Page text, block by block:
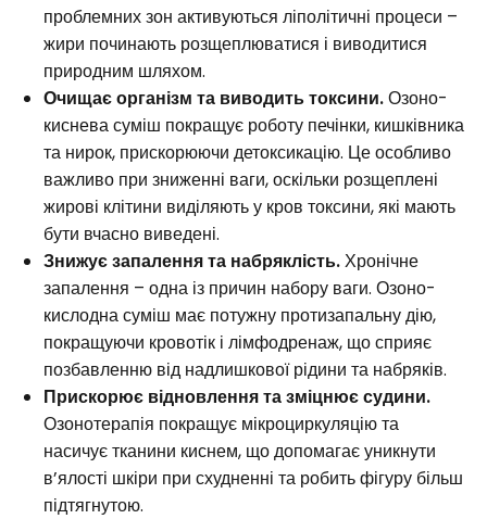
проблемних зон активуються ліполітичні процеси –
жири починають розщеплюватися і виводитися
природним шляхом.
Очищає організм та виводить токсини.Озоно-
киснева суміш покращує роботу печінки, кишківника
та нирок, прискорюючи детоксикацію. Це особливо
важливо при зниженні ваги, оскільки розщеплені
жирові клітини виділяють у кров токсини, які мають
бути вчасно виведені.
Знижує запалення та набряклість.Хронічне
запалення – одна із причин набору ваги. Озоно-
кислодна суміш має потужну протизапальну дію,
покращуючи кровотік і лімфодренаж, що сприяє
позбавленню від надлишкової рідини та набряків.
Прискорює відновлення та зміцнює судини.
Озонотерапія покращує мікроциркуляцію та
насичує тканини киснем, що допомагає уникнути
в’ялості шкіри при схудненні та робить фігуру більш
підтягнутою.